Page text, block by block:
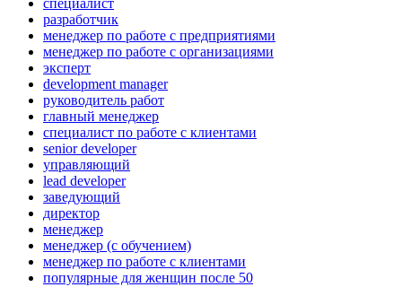
специалист
разработчик
менеджер по работе с предприятиями
менеджер по работе с организациями
эксперт
development manager
руководитель работ
главный менеджер
специалист по работе с клиентами
senior developer
управляющий
lead developer
заведующий
директор
менеджер
менеджер (с обучением)
менеджер по работе с клиентами
популярные для женщин после 50